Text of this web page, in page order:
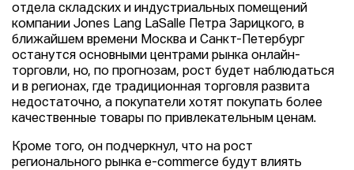
отдела складских и индустриальных помещений
компании Jones Lang LaSalle Петра Зарицкого, в
ближайшем времени Москва и Санкт-Петербург
останутся основными центрами рынка онлайн-
торговли, но, по прогнозам, рост будет наблюдаться
и в регионах, где традиционная торговля развита
недостаточно, а покупатели хотят покупать более
качественные товары по привлекательным ценам.
Кроме того, он подчеркнул, что на рост
регионального рынка e-commerce будут влиять